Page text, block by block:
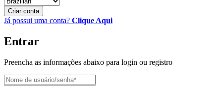
Criar conta
Já possui uma conta? Clique Aqui
Entrar
Preencha as informações abaixo para login ou registro